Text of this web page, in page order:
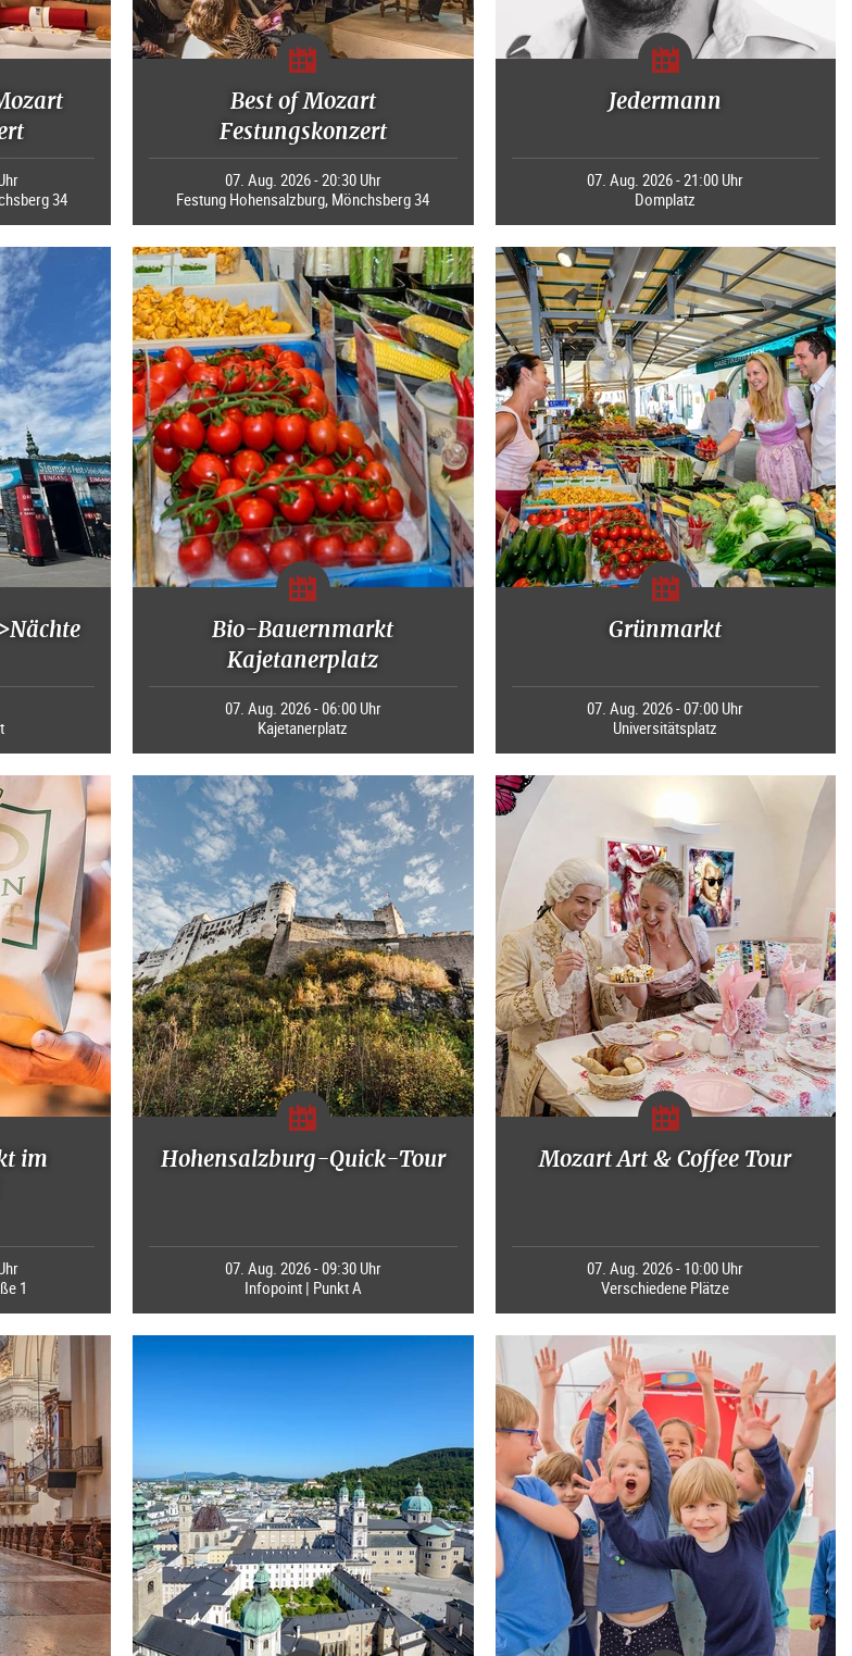
34
Best of Mozart
Festungskonzert
07. Aug. 2026 - 20:30 Uhr
Festung Hohensalzburg, Mönchsberg 34
Jedermann
07. Aug. 2026 - 21:00 Uhr
Domplatz
Bio-Bauernmarkt
Kajetanerplatz
07. Aug. 2026 - 06:00 Uhr
Kajetanerplatz
Grünmarkt
07. Aug. 2026 - 07:00 Uhr
Universitätsplatz
im
1
Hohensalzburg-Quick-Tour
07. Aug. 2026 - 09:30 Uhr
Infopoint | Punkt A
Mozart Art & Coffee Tour
07. Aug. 2026 - 10:00 Uhr
Verschiedene Plätze